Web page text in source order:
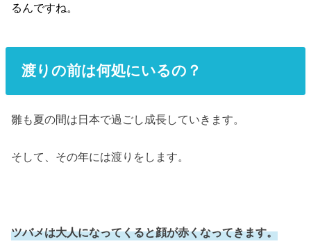
るんですね。
渡りの前は何処にいるの？
雛も夏の間は日本で過ごし成長していきます。
そして、その年には渡りをします。
ツバメは大人になってくると顔が赤くなってきます。